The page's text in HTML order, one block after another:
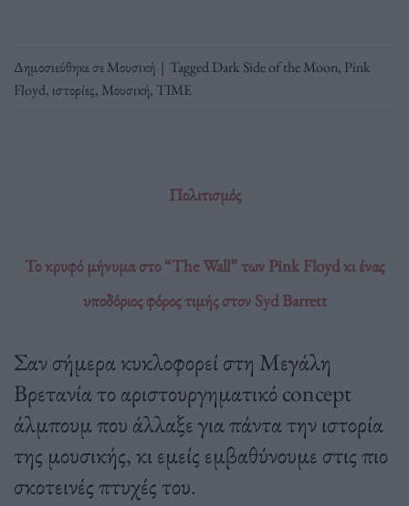
Δημοσιεύθηκε σεΜουσική | TaggedDark Side of the Moon, Pink
Floyd, ιστορίες, Μουσική, ΤΙΜΕ
Πολιτισμός
Το κρυφό μήνυμα στο “The Wall” των Pink Floyd κι ένας
υποδόριος φόρος τιμής στον Syd Barrett
Σαν σήμερα κυκλοφορεί στη Μεγάλη
Βρετανία το αριστουργηματικό concept
άλμπουμ που άλλαξε για πάντα την ιστορία
της μουσικής, κι εμείς εμβαθύνουμε στις πιο
σκοτεινές πτυχές του.